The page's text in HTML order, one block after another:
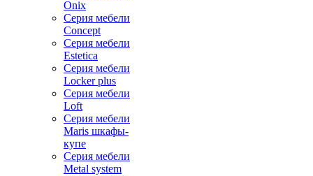
Onix
Серия мебели
Concept
Серия мебели
Estetica
Серия мебели
Locker plus
Серия мебели
Loft
Серия мебели
Maris шкафы-
купе
Серия мебели
Metal system